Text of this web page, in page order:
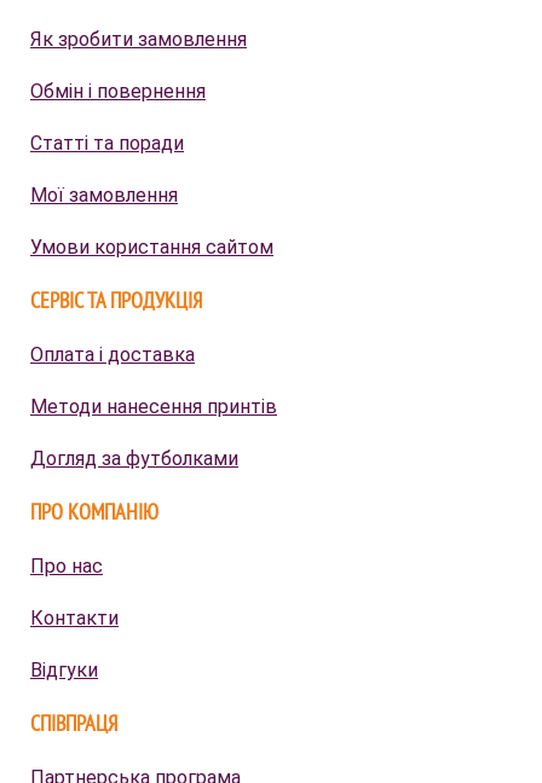
Як зробити замовлення
Обмін і повернення
Статті та поради
Мої замовлення
Умови користання сайтом
СЕРВІС ТА ПРОДУКЦІЯ
Оплата і доставка
Методи нанесення принтів
Догляд за футболками
ПРО КОМПАНІЮ
Про нас
Контакти
Відгуки
СПІВПРАЦЯ
Партнерська програма